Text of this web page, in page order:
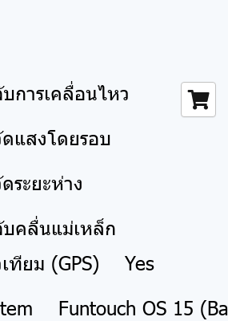
การเคลื่อนไหว
ดแสงโดยรอบ
ระยะห่าง
บคลื่นแม่เหล็ก
ทียม (GPS) Yes
Funtouch OS 15